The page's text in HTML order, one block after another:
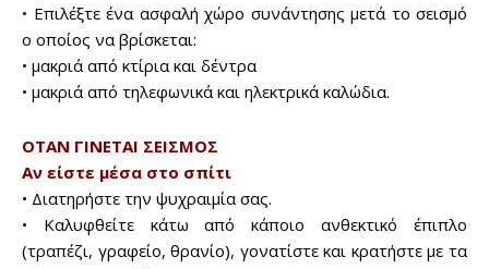
• Επιλέξτε ένα ασφαλή χώρο συνάντησης μετά το σεισμό
ο οποίος να βρίσκεται:
• μακριά από κτίρια και δέντρα
• μακριά από τηλεφωνικά και ηλεκτρικά καλώδια.
ΟΤΑΝ ΓΙΝΕΤΑΙ ΣΕΙΣΜΟΣ
Αν είστε μέσα στο σπίτι
• Διατηρήστε την ψυχραιμία σας.
• Καλυφθείτε κάτω από κάποιο ανθεκτικό έπιπλο
(τραπέζι, γραφείο, θρανίο), γονατίστε και κρατήστε με τα